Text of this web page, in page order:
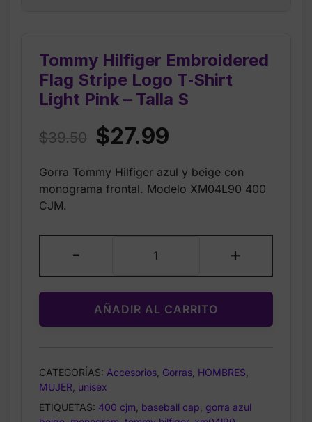
Tommy Hilfiger Embroidered
Flag Stripe Logo T‑Shirt
Light Pink – Talla S
$39.50 Original
was:
$27.99
is:
Gorra Tommy Hilfiger azul y beige con
monograma frontal. Modelo XM04L90 400
CJM.
-
Hilfiger
Embroidered
Flag
Stripe
Logo
Pink
Talla
+
AÑADIR AL CARRITO
CATEGORÍAS: Accesorios Gorras HOMBRES
MUJER unisex
ETIQUETAS: 400 cjm baseball cap gorra azul